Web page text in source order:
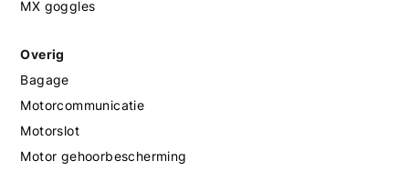
MX goggles
Overig
Bagage
Motorcommunicatie
Motorslot
Motor gehoorbescherming